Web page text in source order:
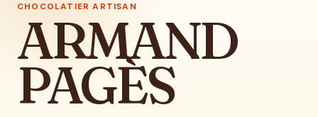
CHOCOLATIER ARTISAN
ARMAND
PAGÈS